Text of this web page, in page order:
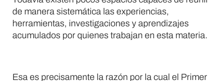
de manera sistemática las experiencias,
herramientas, investigaciones y aprendizajes
acumulados por quienes trabajan en esta materia.
Esa es precisamente la razón por la cual el Primer